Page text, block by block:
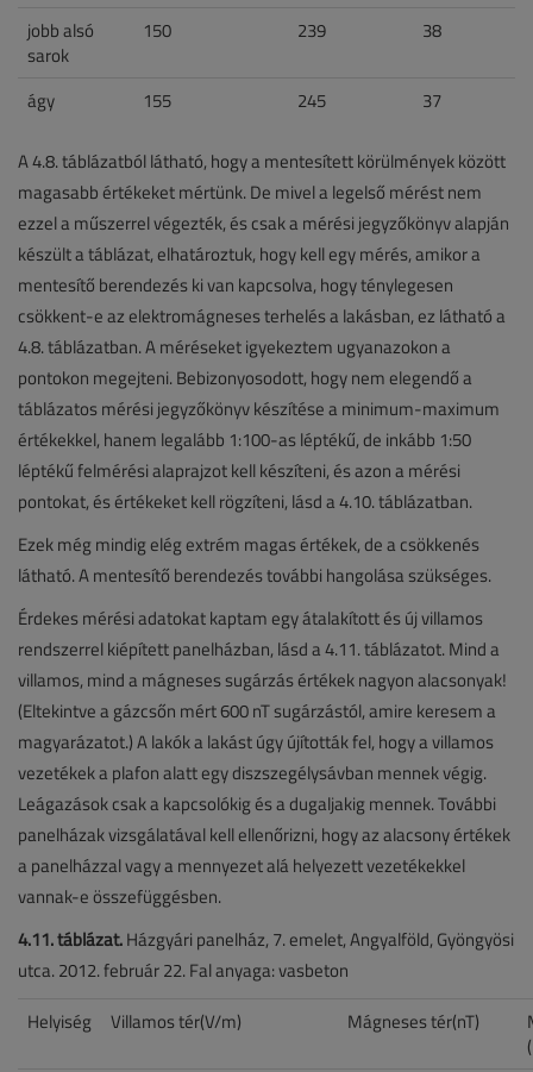
jobb alsó
sarok
150 239 38
ágy 155 245 37
A 4.8. táblázatból látható, hogy a mentesített körülmények között
magasabb értékeket mértünk. De mivel a legelső mérést nem
ezzel a műszerrel végezték, és csak a mérési jegyzőkönyv alapján
készült a táblázat, elhatároztuk, hogy kell egy mérés, amikor a
mentesítő berendezés ki van kapcsolva, hogy ténylegesen
csökkent-e az elektromágneses terhelés a lakásban, ez látható a
4.8. táblázatban. A méréseket igyekeztem ugyanazokon a
pontokon megejteni. Bebizonyosodott, hogy nem elegendő a
táblázatos mérési jegyzőkönyv készítése a minimum-maximum
értékekkel, hanem legalább 1:100-as léptékű, de inkább 1:50
léptékű felmérési alaprajzot kell készíteni, és azon a mérési
pontokat, és értékeket kell rögzíteni, lásd a 4.10. táblázatban.
Ezek még mindig elég extrém magas értékek, de a csökkenés
látható. A mentesítő berendezés további hangolása szükséges.
Érdekes mérési adatokat kaptam egy átalakított és új villamos
rendszerrel kiépített panelházban, lásd a 4.11. táblázatot. Mind a
villamos, mind a mágneses sugárzás értékek nagyon alacsonyak!
(Eltekintve a gázcsőn mért 600 nT sugárzástól, amire keresem a
magyarázatot.) A lakók a lakást úgy újították fel, hogy a villamos
vezetékek a plafon alatt egy diszszegélysávban mennek végig.
Leágazások csak a kapcsolókig és a dugaljakig mennek. További
panelházak vizsgálatával kell ellenőrizni, hogy az alacsony értékek
a panelházzal vagy a mennyezet alá helyezett vezetékekkel
vannak-e összefüggésben.
4.11. táblázat.Házgyári panelház, 7. emelet, Angyalföld, Gyöngyösi
utca. 2012. február 22. Fal anyaga: vasbeton
Helyiség Villamos tér(V/m) Mágneses tér(nT)